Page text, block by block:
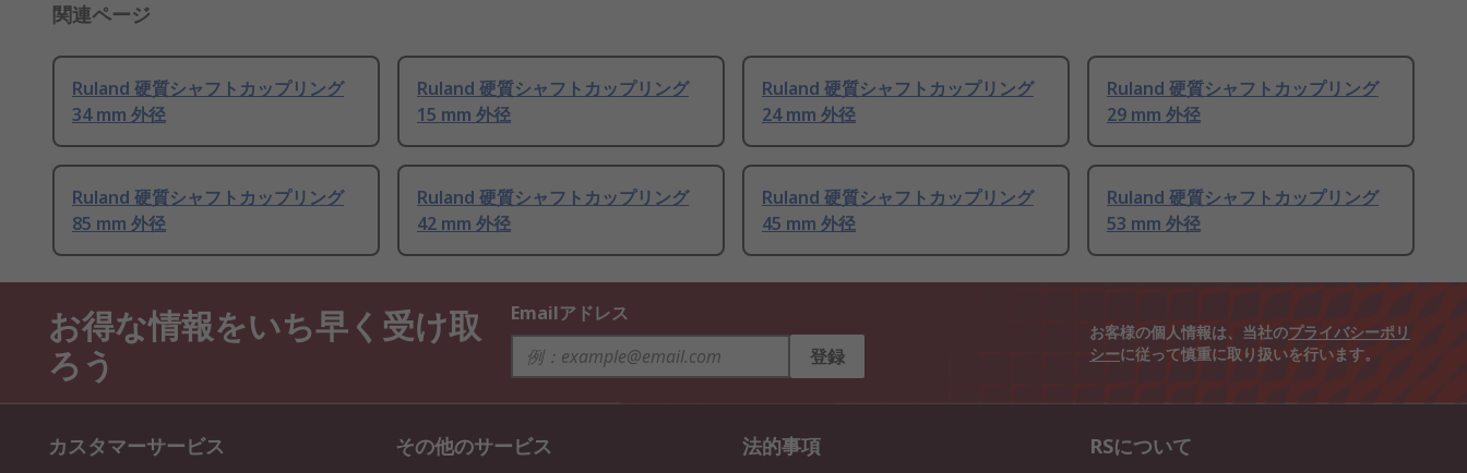
関連ページ
Ruland 硬質シャフトカップリング
34 mm 外径
Ruland 硬質シャフトカップリング
15 mm 外径
Ruland 硬質シャフトカップリング
24 mm 外径
Ruland 硬質シャフトカップリング
29 mm 外径
Ruland 硬質シャフトカップリング
85 mm 外径
Ruland 硬質シャフトカップリング
42 mm 外径
Ruland 硬質シャフトカップリング
45 mm 外径
Ruland 硬質シャフトカップリング
53 mm 外径
お得な情報をいち早く受け取
ろう
Emailアドレス
登録
お客様の個人情報は、当社のプライバシーポリ
シーに従って慎重に取り扱いを行います。
カスタマーサービス その他のサービス 法的事項 RSについて